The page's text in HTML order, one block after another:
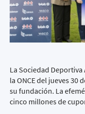
La Sociedad
la ONCEdel jueves 30
su fundación. La
cinco millones de